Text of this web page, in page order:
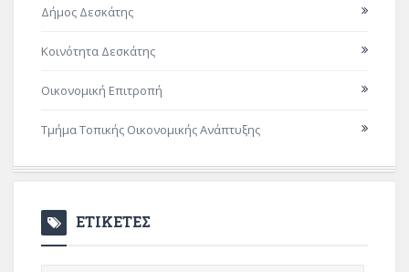
Δήμος Δεσκάτης
Κοινότητα Δεσκάτης
Οικονομική Επιτροπή
Τμήμα Τοπικής Οικονομικής Ανάπτυξης
ΕΤΙΚΕΤΕΣ